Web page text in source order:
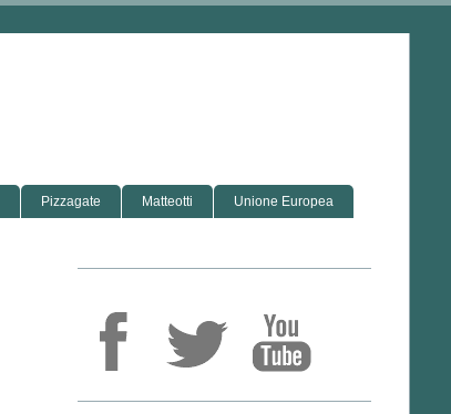
Pizzagate Matteotti Unione Europea